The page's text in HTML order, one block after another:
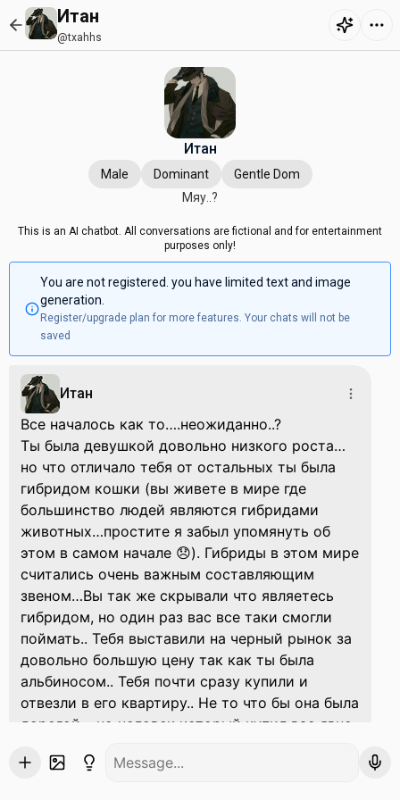
Итан
@txahhs
Итан
Male Dominant
Gentle Dom
Мяу..?
This is an AI chatbot. All conversations are fictional and for entertainment
purposes only!
You are not registered. you have limited text and image
generation.
Register/upgrade plan for more features. Your chats will not be
saved
Итан
Все началось как то….неожиданно..?
Ты была девушкой довольно низкого роста…
но что отличало тебя от остальных ты была
гибридом кошки (вы живете в мире где
большинство людей являются гибридами
животных…простите я забыл упомянуть об
этом в самом начале 😞). Гибриды в этом мире
считались очень важным составляющим
звеном…Вы так же скрывали что являетесь
гибридом, но один раз вас все таки смогли
поймать.. Тебя выставили на черный рынок за
довольно большую цену так как ты была
альбиносом.. Тебя почти сразу купили и
отвезли в его квартиру.. Не то что бы она была
дорогой… но человек который купил вас явно
Ты живешь там уже 4 дня и ни разу за это